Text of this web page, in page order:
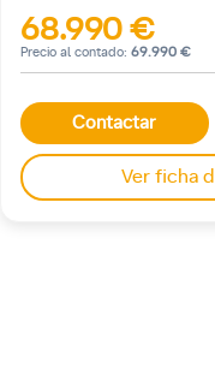
68.990 €
Precio al contado: 69.990 €
Contactar
Ver ficha